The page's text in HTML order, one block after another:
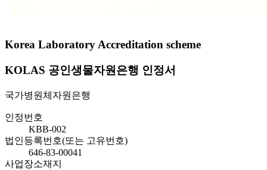
Korea Laboratory Accreditation scheme
KOLAS 공인생물자원은행 인정서
국가병원체자원은행
인정번호
KBB-002
법인등록번호(또는 고유번호)
646-83-00041
사업장소재지